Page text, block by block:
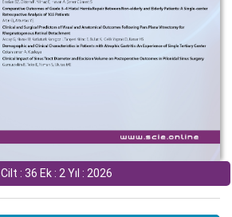
Cilt : 36 Ek : 2 Yıl : 2026